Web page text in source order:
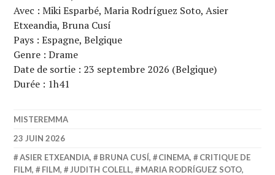
Avec : Miki Esparbé, Maria Rodríguez Soto, Asier
Etxeandia, Bruna Cusí
Pays : Espagne, Belgique
Genre : Drame
Date de sortie : 23 septembre 2026 (Belgique)
Durée : 1h41
MISTEREMMA
23 JUIN 2026
ASIER ETXEANDIA, BRUNA CUSÍ, CINEMA,
CRITIQUE DE
FILM, FILM, JUDITH COLELL, MARIA RODRÍGUEZ SOTO,